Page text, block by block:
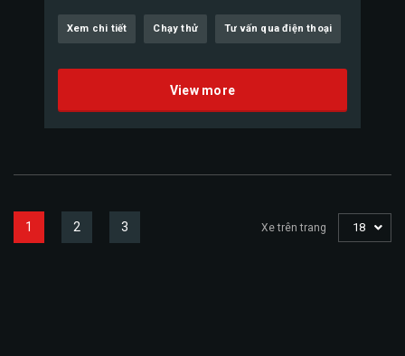
Xem chi tiết Chạy thử Tư vấn qua điện thoại
View more
1 2 3 Xe trên trang 18